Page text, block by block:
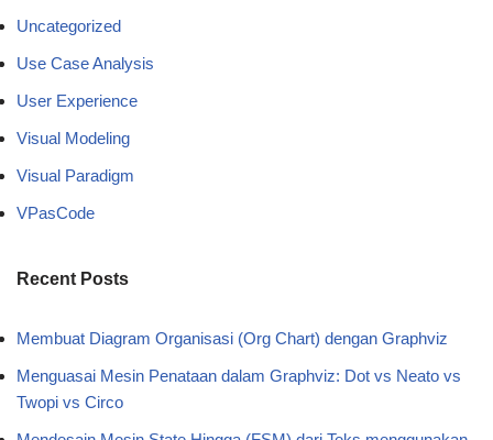
Uncategorized
Use Case Analysis
User Experience
Visual Modeling
Visual Paradigm
VPasCode
Recent Posts
Membuat Diagram Organisasi (Org Chart) dengan Graphviz
Menguasai Mesin Penataan dalam Graphviz: Dot vs Neato vs
Twopi vs Circo